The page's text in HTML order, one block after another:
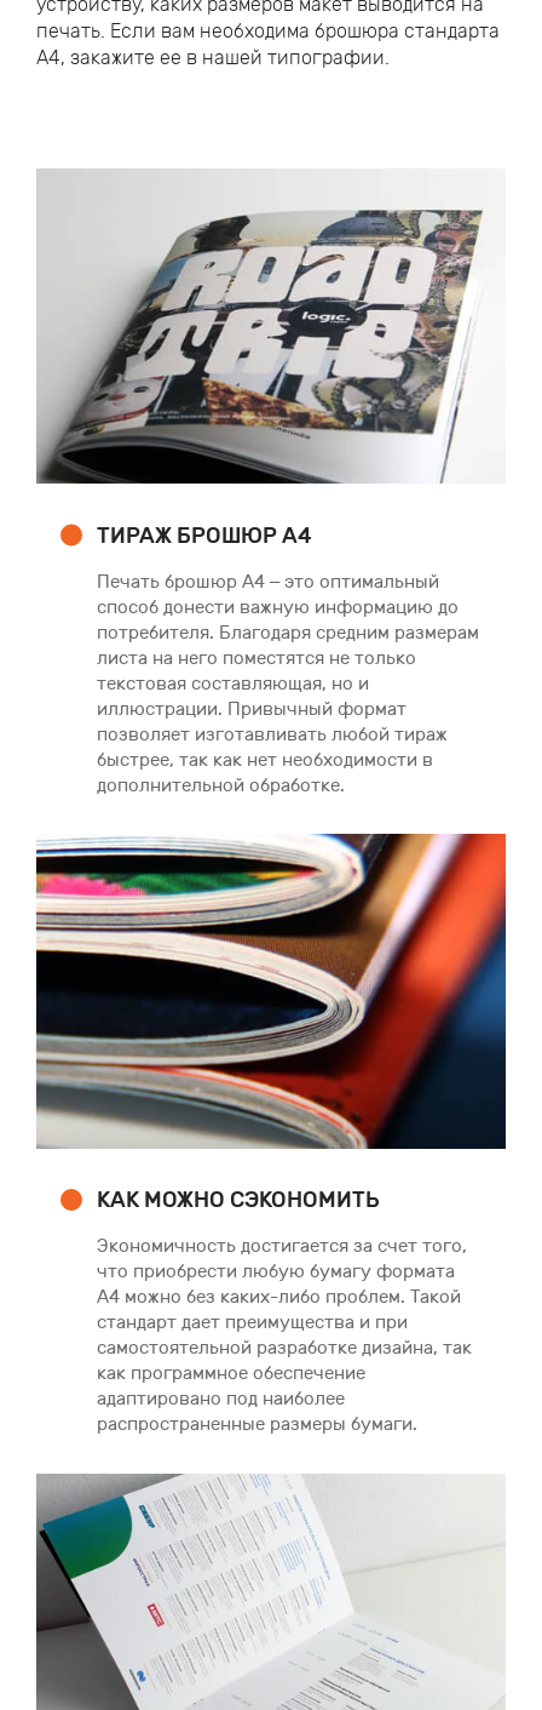
печать. Если вам необходима брошюра стандарта
А4, закажите ее в нашей типографии.
ТИРАЖ БРОШЮР А4
Печать брошюр А4 – это оптимальный
способ донести важную информацию до
потребителя. Благодаря средним размерам
листа на него поместятся не только
текстовая составляющая, но и
иллюстрации. Привычный формат
позволяет изготавливать любой тираж
быстрее, так как нет необходимости в
дополнительной обработке.
КАК МОЖНО СЭКОНОМИТЬ
Экономичность достигается за счет того,
что приобрести любую бумагу формата
А4 можно без каких-либо проблем. Такой
стандарт дает преимущества и при
самостоятельной разработке дизайна, так
как программное обеспечение
адаптировано под наиболее
распространенные размеры бумаги.